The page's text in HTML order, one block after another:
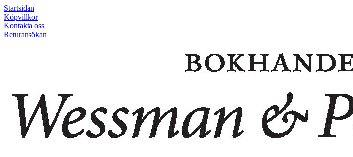
Startsidan
Köpvillkor
Kontakta oss
Returansökan